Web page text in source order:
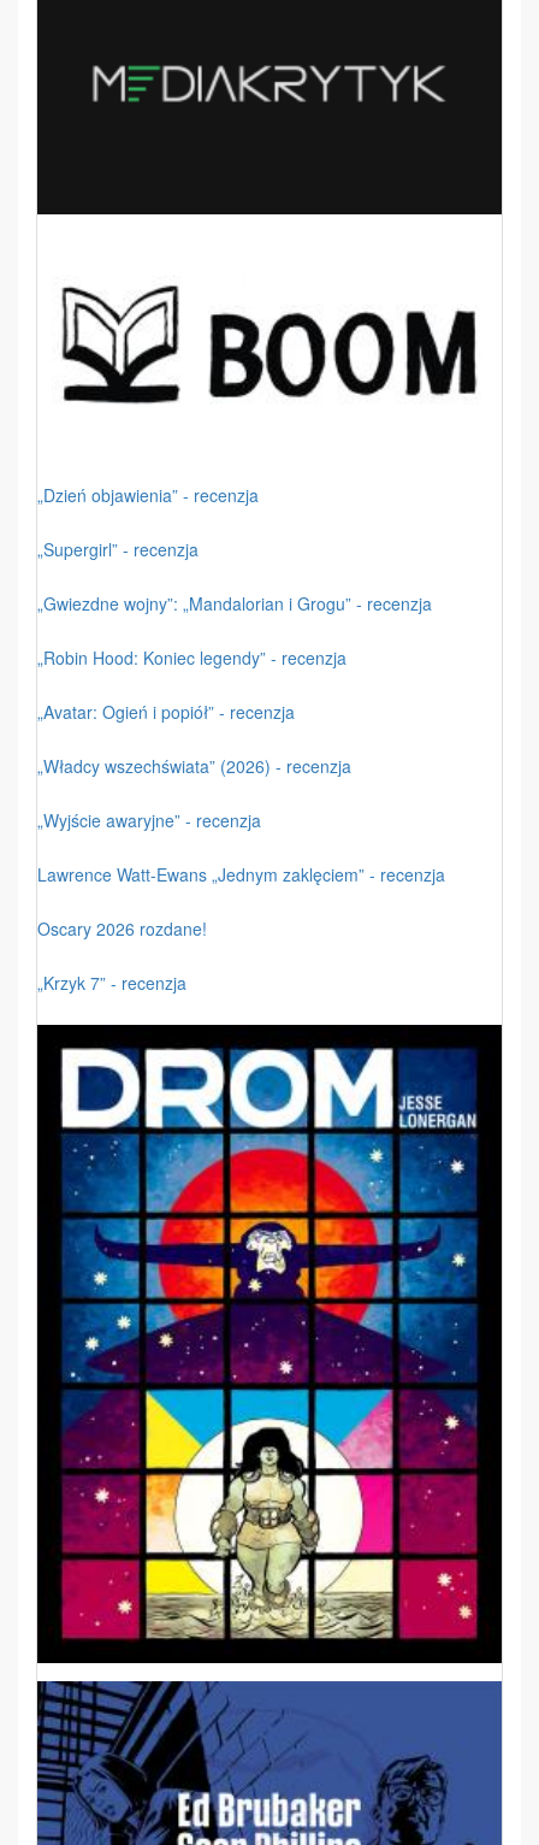
„Dzień objawienia” - recenzja
„Supergirl” - recenzja
„Gwiezdne wojny”: „Mandalorian i Grogu” - recenzja
„Robin Hood: Koniec legendy” - recenzja
„Avatar: Ogień i popiół” - recenzja
„Władcy wszechświata” (2026) - recenzja
„Wyjście awaryjne” - recenzja
Lawrence Watt-Ewans „Jednym zaklęciem” - recenzja
Oscary 2026 rozdane!
„Krzyk 7” - recenzja